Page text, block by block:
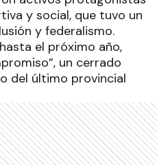
y social, que tuvo un
y federalismo.
el próximo año,
un cerrado
del último provincial